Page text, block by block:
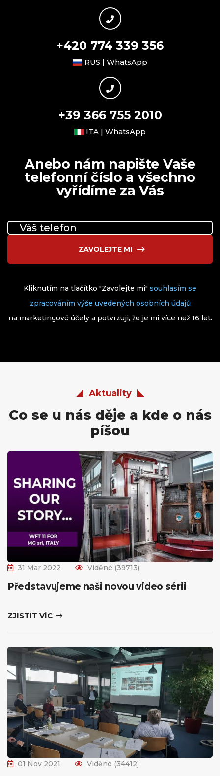
+420 774 339 356
RUS | WhatsApp
+39 366 755 2010
ITA | WhatsApp
Anebo nám napište Vaše
telefonní číslo a všechno
vyřídíme za Vás
ZAVOLEJTE MI
Kliknutím na tlačítko "Zavolejte mi" souhlasím se
zpracováním výše uvedených osobních údajů
na marketingové účely a potvrzuji, že je mi více než 16 let.
Aktuality
Co se u nás děje a kde o nás
píšou
31 Mar 2022 Viděné (39713)
Představujeme naši novou video sérii
ZJISTIT VÍC
01 Nov 2021 Viděné (34412)